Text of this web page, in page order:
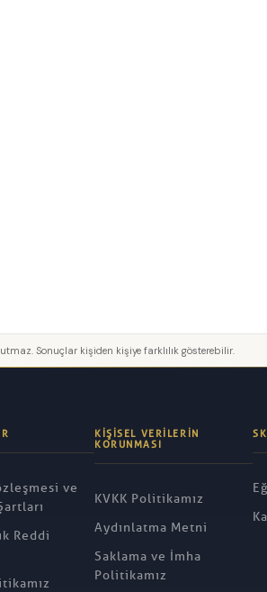
Sonuçlar kişiden kişiye farklılık gösterebilir.
ve
Reddi
KIŞISEL VERILERIN
KORUNMASI
KVKK Politikamız
Aydınlatma Metni
Saklama ve İmha
Politikamız